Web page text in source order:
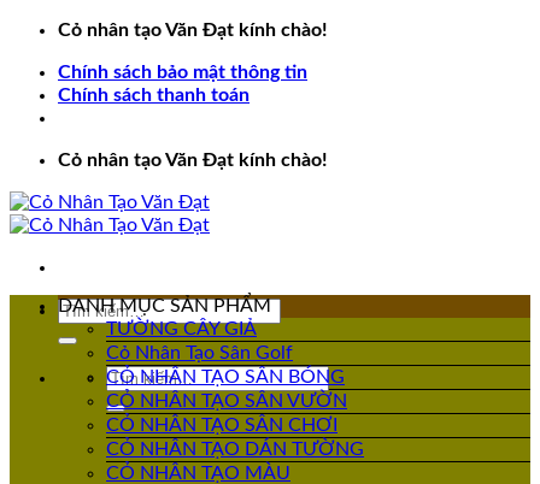
dung
Cỏ nhân tạo Văn Đạt kính chào!
Chính sách bảo mật thông tin
Chính sách thanh toán
Cỏ nhân tạo Văn Đạt kính chào!
Tìm
kiếm:
Tìm
kiếm:
DANH MỤC SẢN PHẨM
TƯỜNG CÂY GIẢ
Cỏ Nhân Tạo Sân Golf
CỎ NHÂN TẠO SÂN BÓNG
CỎ NHÂN TẠO SÂN VƯỜN
CỎ NHÂN TẠO SÂN CHƠI
CỎ NHÂN TẠO DÁN TƯỜNG
CỎ NHÂN TẠO MÀU